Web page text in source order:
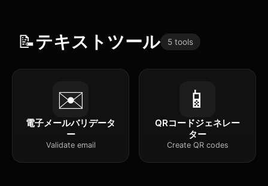
📝テキストツール 5 tools
✉️
電子メールバリデータ
ー
Validate email
📱
QRコードジェネレー
ター
Create QR codes